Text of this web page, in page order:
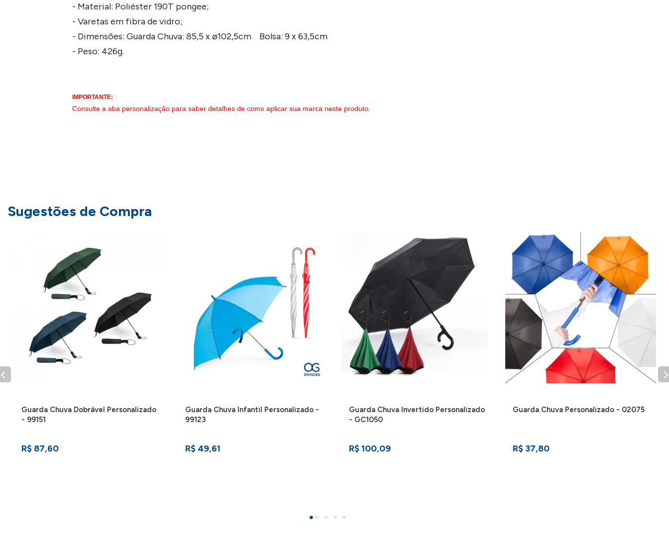
- Material: Poliéster 190T pongee;
- Varetas em fibra de vidro;
- Dimensões: Guarda Chuva: 85,5 x ø102,5cm Bolsa: 9 x 63,5cm
- Peso: 426g.
IMPORTANTE:
Consulte a aba personalização para saber detalhes de como aplicar sua marca neste produto.
Sugestões de Compra
Guarda Chuva Dobrável Personalizado
- 99151
R$ 87,60
Guarda Chuva Infantil Personalizado -
99123
R$ 49,61
Guarda Chuva Invertido Personalizado
- GC1050
R$ 100,09
Guarda Chuva Personalizado - 02075
R$ 37,80